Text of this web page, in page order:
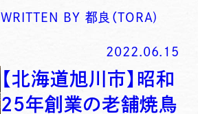
WRITTEN BY 都良（TORA)
2022.06.15
【北海道旭川市】昭和
25年創業の老舗焼鳥